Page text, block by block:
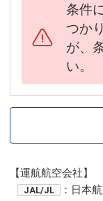
条件
つか
が、
い。
【運航航空会社】
JAL/JL ：日本航